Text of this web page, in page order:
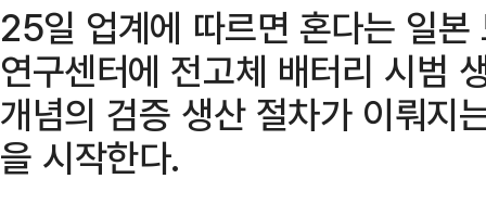
25일 업계에 따르면 혼다는 일
연구센터에 전고체 배터리 시범
개념의 검증 생산 절차가 이뤄지
을 시작한다.